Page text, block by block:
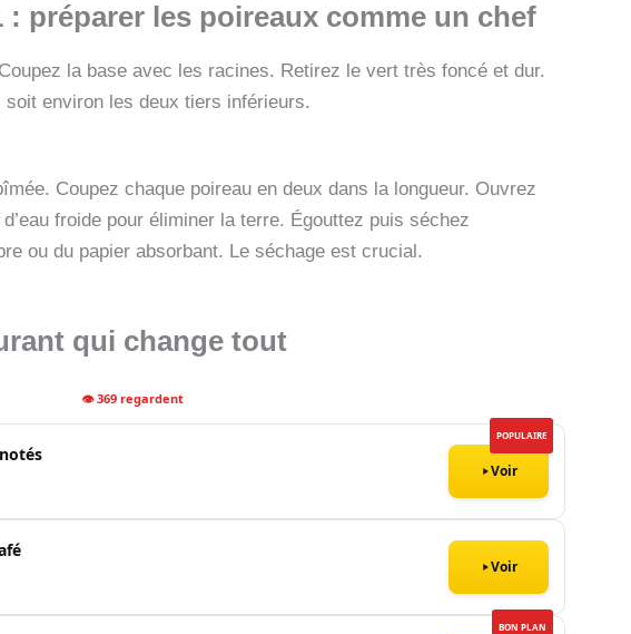
préparer les poireaux comme un chef
la base avec les racines. Retirez le vert très foncé et dur.
environ les deux tiers inférieurs.
Coupez chaque poireau en deux dans la longueur. Ouvrez
froide pour éliminer la terre. Égouttez puis séchez
ou du papier absorbant. Le séchage est crucial.
qui change tout
👁 369 regardent
POPULAIRE
Voir
Voir
BON PLAN